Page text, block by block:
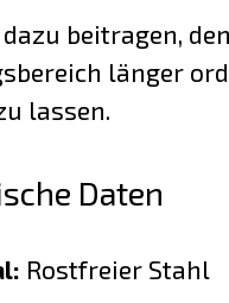
dazu beitragen, den
länger
lassen.
Daten
Rostfreier Stahl